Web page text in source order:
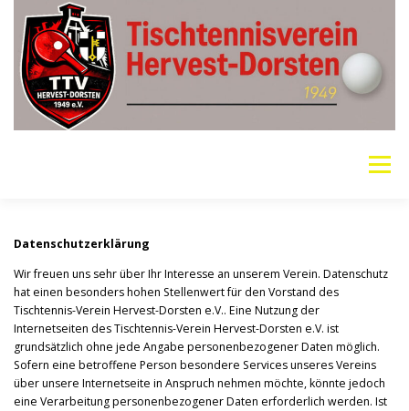
Inhalt
springen
Menü
SOCIAL MEDIA TT-NEWS WER SPIELT HEUTE?
Datenschutzerklärung
Wir freuen uns sehr über Ihr Interesse an unserem Verein. Datenschutz
hat einen besonders hohen Stellenwert für den Vorstand des
Tischtennis-Verein Hervest-Dorsten e.V.. Eine Nutzung der
Internetseiten des Tischtennis-Verein Hervest-Dorsten e.V. ist
grundsätzlich ohne jede Angabe personenbezogener Daten möglich.
Sofern eine betroffene Person besondere Services unseres Vereins
über unsere Internetseite in Anspruch nehmen möchte, könnte jedoch
eine Verarbeitung personenbezogener Daten erforderlich werden. Ist